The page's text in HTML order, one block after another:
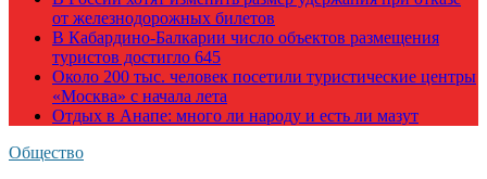
от железнодорожных билетов
В Кабардино-Балкарии число объектов размещения
туристов достигло 645
Около 200 тыс. человек посетили туристические центры
«Москва» с начала лета
Отдых в Анапе: много ли народу и есть ли мазут
Общество